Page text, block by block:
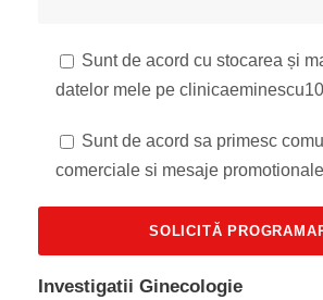
Sunt de acord cu stocarea și
datelor mele pe
Sunt de acord sa primesc
comerciale si mesaje promotionale
Investigatii Ginecologie